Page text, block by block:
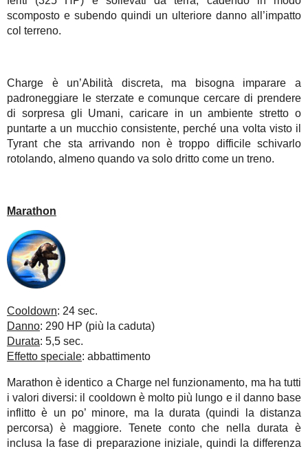
scomposto e subendo quindi un ulteriore danno all’impatto
col terreno.
Charge è un’Abilità discreta, ma bisogna imparare a
padroneggiare le sterzate e comunque cercare di prendere
di sorpresa gli Umani, caricare in un ambiente stretto o
puntarte a un mucchio consistente, perché una volta visto il
Tyrant che sta arrivando non è troppo difficile schivarlo
rotolando, almeno quando va solo dritto come un treno.
Marathon
Cooldown: 24 sec.
Danno: 290 HP (più la caduta)
Durata: 5,5 sec.
Effetto speciale: abbattimento
Marathon è identico a Charge nel funzionamento, ma ha tutti
i valori diversi: il cooldown è molto più lungo e il danno base
inflitto è un po’ minore, ma la durata (quindi la distanza
percorsa) è maggiore. Tenete conto che nella durata è
inclusa la fase di preparazione iniziale, quindi la differenza